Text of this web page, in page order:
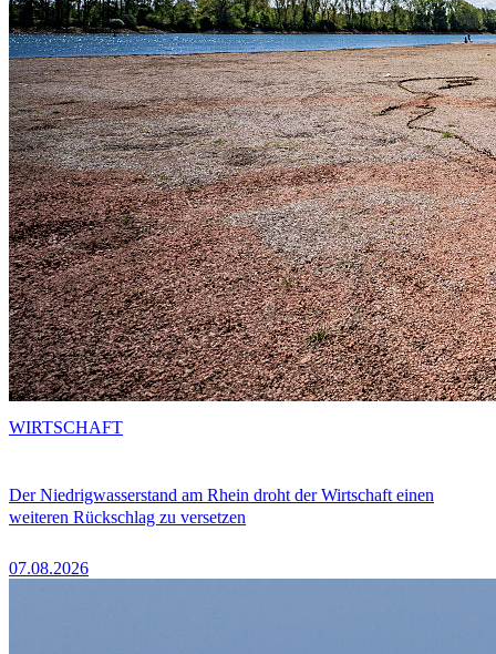
Der Niedrigwasserstand am Rhein droht der Wirtschaft einen
weiteren Rückschlag zu versetzen
07.08.2026
WIRTSCHAFT